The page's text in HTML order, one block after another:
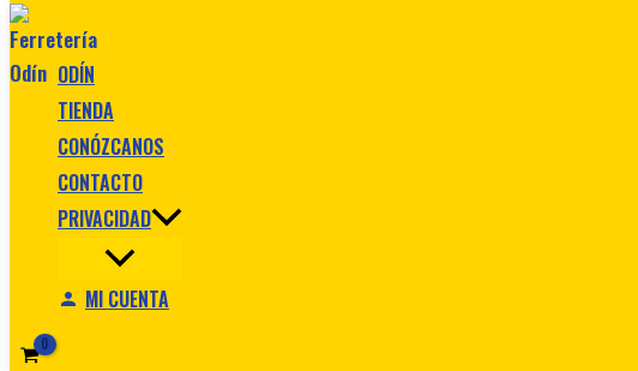
Ir al contenido
ODÍN
TIENDA
CONÓZCANOS
CONTACTO
PRIVACIDAD
MI CUENTA
Inicio/
Herramientas manuales